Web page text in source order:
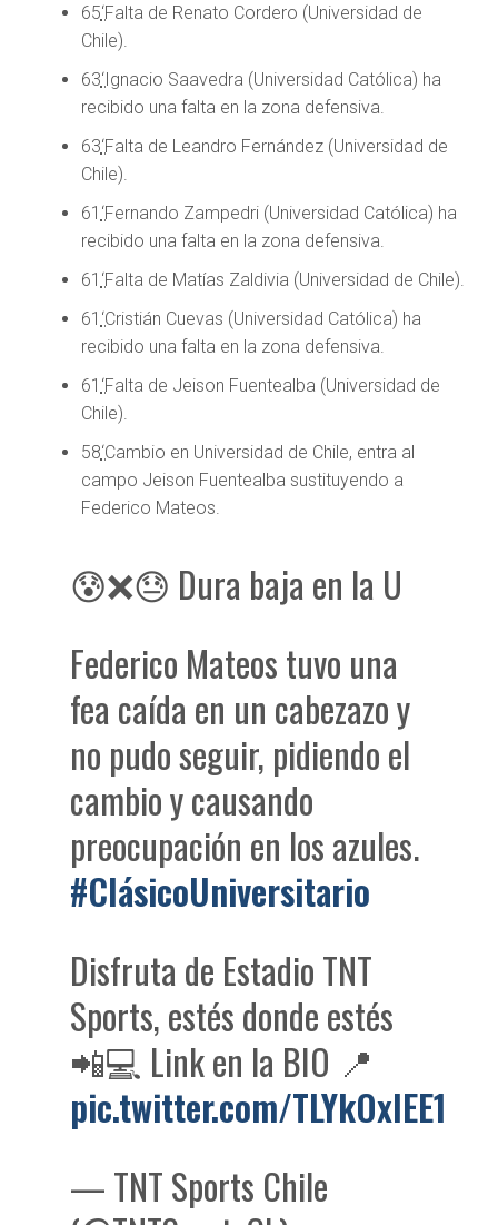
65‘Falta de Renato Cordero (Universidad de
Chile).
63‘Ignacio Saavedra (Universidad Católica) ha
recibido una falta en la zona defensiva.
63‘Falta de Leandro Fernández (Universidad de
Chile).
61 ‘Fernando Zampedri (Universidad Católica) ha
recibido una falta en la zona defensiva.
61 ‘Falta de Matías Zaldivia (Universidad de Chile).
61 ‘Cristián Cuevas (Universidad Católica) ha
recibido una falta en la zona defensiva.
61 ‘Falta de Jeison Fuentealba (Universidad de
Chile).
58‘Cambio en Universidad de Chile, entra al
campo Jeison Fuentealba sustituyendo a
Federico Mateos.
😰❌😓 Dura baja en la U
Federico Mateos tuvo una
fea caída en un cabezazo y
no pudo seguir, pidiendo el
cambio y causando
preocupación en los azules.
#ClásicoUniversitario
Disfruta de Estadio TNT
Sports, estés donde estés
📲💻 Link en la BIO 📍
pic.twitter.com/TLYkOxlEE1
— TNT Sports Chile